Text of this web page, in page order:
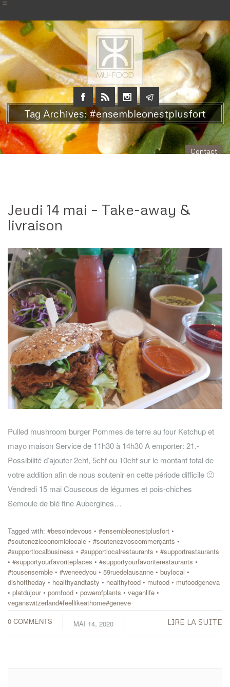
Tag Archives: #ensembleonestplusfort
Contact
Jeudi 14 mai – Take-away &
livraison
Pulled mushroom burger Pommes de terre au four Ketchup et
mayo maison Service de 11h30 à 14h30 A emporter: 21.-
Possibilité d’ajouter 2chf, 5chf ou 10chf sur le montant total de
votre addition afin de nous soutenir en cette période difficile 🙂
Vendredi 15 mai Couscous de légumes et pois-chiches
Semoule de blé fine Aubergines…
Tagged with: #besoindevous • #ensembleonestplusfort •
#soutenezleconomielocale • #soutenezvoscommerçants •
#supportlocalbusiness • #supportlocalrestaurants • #supportrestaurants
• #supportyourfavoriteplaces • #supportyourfavoriterestaurants •
#tousensemble • #weneedyou • 59ruedelausanne • buylocal •
dishoftheday • healthyandtasty • healthyfood • mufood • mufoodgeneva
• platdujour• pornfood • powerofplants • veganlife •
veganswitzerland#feellikeathome#geneve
LIRE LA SUITE
0 COMMENTS MAI 14, 2020